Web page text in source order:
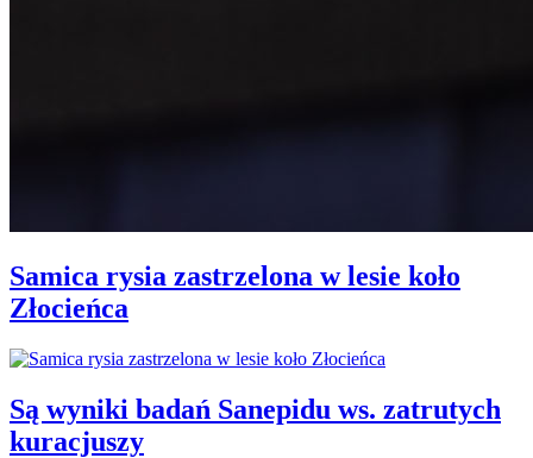
Samica rysia zastrzelona w lesie koło
Złocieńca
Są wyniki badań Sanepidu ws. zatrutych
kuracjuszy